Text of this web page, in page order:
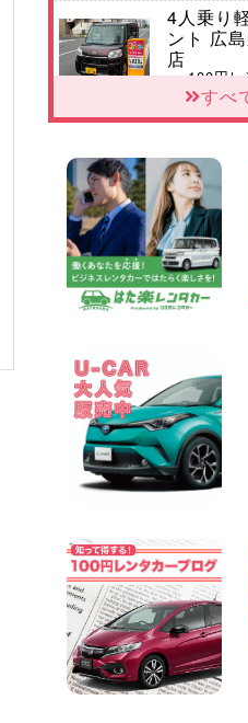
4人乗り
ント 広
店
100円
体調崩し
【佐渡の
由に!】
佐渡空港
業中! 新
今週末
寝屋川太
100円レ
☆ お盆特
☆ 埼玉県
ェア 墨
文花店
当社在庫
イゼット
横浜旭南
100円レ
すべ